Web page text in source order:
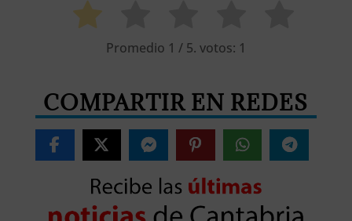
Promedio 1 / 5. votos: 1
COMPARTIR EN REDES